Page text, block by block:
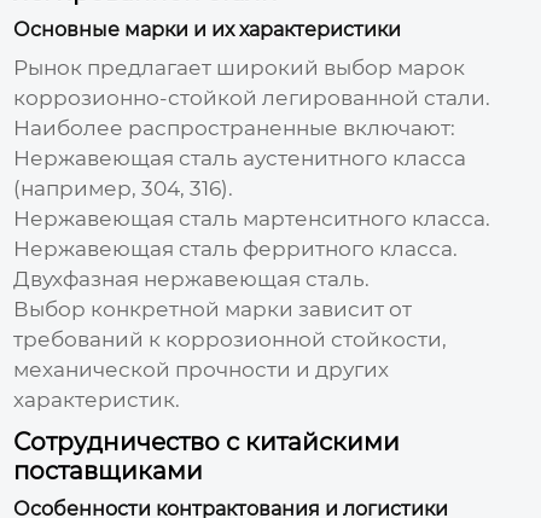
Основные марки и их характеристики
Рынок предлагает широкий выбор марок
коррозионно-стойкой легированной стали.
Наиболее распространенные включают:
Нержавеющая сталь аустенитного класса
(например, 304, 316).
Нержавеющая сталь мартенситного класса.
Нержавеющая сталь ферритного класса.
Двухфазная нержавеющая сталь.
Выбор конкретной марки зависит от
требований к коррозионной стойкости,
механической прочности и других
характеристик.
Сотрудничество с китайскими
поставщиками
Особенности контрактования и логистики